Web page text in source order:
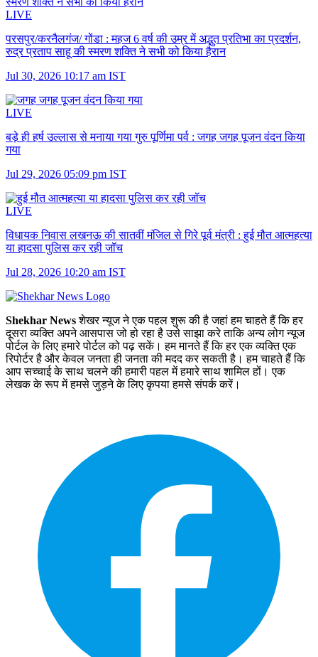
LIVE
परसपुर/करनैलगंज/ गोंडा : महज 6 वर्ष की उम्र में अद्भुत प्रतिभा का प्रदर्शन,
रुद्र प्रताप साहू की स्मरण शक्ति ने सभी को किया हैरान
Jul 30, 2026 10:17 am IST
LIVE
बड़े ही हर्ष उल्लास से मनाया गया गुरु पूर्णिमा पर्व : जगह जगह पूजन वंदन किया
गया
Jul 29, 2026 05:09 pm IST
LIVE
विधायक निवास लखनऊ की सातवीं मंजिल से गिरे पूर्व मंत्री : हुई मौत आत्महत्या
या हादसा पुलिस कर रही जॉच
Jul 28, 2026 10:20 am IST
Shekhar Newsशेखर न्‍यूज ने एक पहल शुरू की है जहां हम चाहते हैं कि हर
दूसरा व्‍यक्ति अपने आसपास जो हो रहा है उसे साझा करे ताकि अन्‍य लोग न्‍यूज
पोर्टल के लिए हमारे पोर्टल को पढ़ सकें। हम मानते हैं कि हर एक व्यक्ति एक
रिपोर्टर है और केवल जनता ही जनता की मदद कर सकती है। हम चाहते हैं कि
आप सच्चाई के साथ चलने की हमारी पहल में हमारे साथ शामिल हों। एक
लेखक के रूप में हमसे जुड़ने के लिए कृपया हमसे संपर्क करें।